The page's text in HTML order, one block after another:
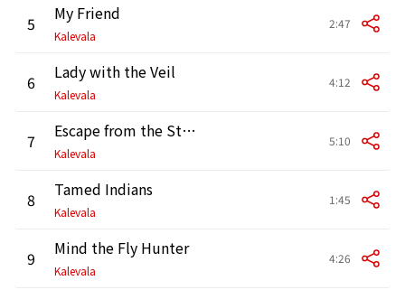
5 My Friend
Kalevala
2:47
6 Lady with the Veil
Kalevala
4:12
7 Escape from the Storm
Kalevala
5:10
8 Tamed Indians
Kalevala
1:45
9 Mind the Fly Hunter
Kalevala
4:26